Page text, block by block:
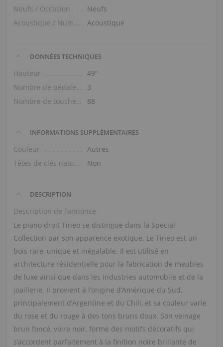
Neufs / Occasion
Neufs
Acoustique / Numérique
Acoustique
DONNÉES TECHNIQUES
Hauteur
49″
Nombre de pédales
3
Nombre de touches
88
INFORMATIONS SUPPLÉMENTAIRES
Couleur
Autres
Têtes de clés naturelles
Non
DESCRIPTION
Description de l’annonce
Le piano droit Tineo se distingue dans la Special
Collection par son apparence exotique. Le Tineo est un
bois rare, unique et inégalable. Il est utilisé en
architecture résidentielle pour la fabrication de meubles
de luxe ainsi que dans les industries automobile et de la
joaillerie. Il provient à l’origine d’Amérique du Sud,
principalement d’Argentine et du Chili, et sa couleur varie
du rose et du rouge à des tons bruns doux. Son veinage
brun foncé, voire noir, forme des motifs décoratifs qui
s’accordent parfaitement à la finition noire brillante de